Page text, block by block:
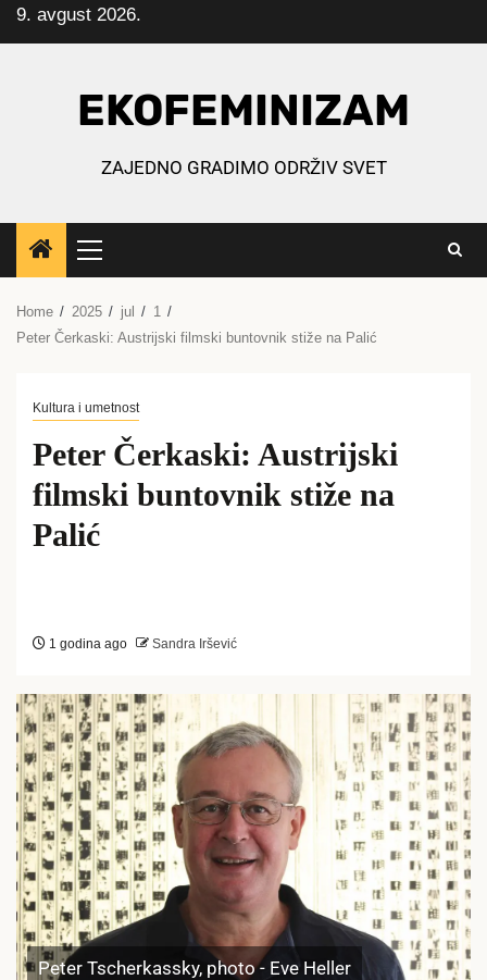
Skip
to
9. avgust 2026.
EKOFEMINIZAM
ZAJEDNO GRADIMO ODRŽIV SVET
Primary
Menu
Home 2025 jul
1
Peter Čerkaski: Austrijski filmski buntovnik stiže na Palić
Kultura i umetnost
Peter Čerkaski: Austrijski
filmski buntovnik stiže na
Palić
1 godina ago Sandra Iršević
Peter Tscherkassky, photo - Eve Heller